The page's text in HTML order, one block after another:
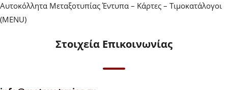
Αυτοκόλλητα Μεταξοτυπίας Έντυπα – Κάρτες – Τιμοκατάλογοι
(MENU)
Στοιχεία Επικοινωνίας